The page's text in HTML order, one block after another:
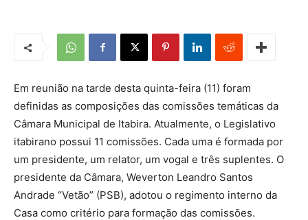
Em reunião na tarde desta quinta-feira (11) foram
definidas as composições das comissões temáticas da
Câmara Municipal de Itabira. Atualmente, o Legislativo
itabirano possui 11 comissões. Cada uma é formada por
um presidente, um relator, um vogal e três suplentes. O
presidente da Câmara, Weverton Leandro Santos
Andrade “Vetão” (PSB), adotou o regimento interno da
Casa como critério para formação das comissões.